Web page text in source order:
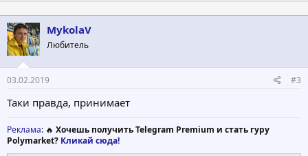
MykolaV
Любитель
03.02.2019 #3
Таки правда, принимает
Реклама: 🔥 Хочешь получить Telegram Premium и стать гуру
Polymarket? Кликай сюда!